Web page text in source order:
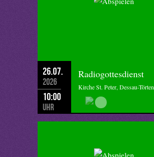
26.07.
2026
10:00
Uhr
Radiogottesdienst
Kirche St. Peter, Dessau-Törten